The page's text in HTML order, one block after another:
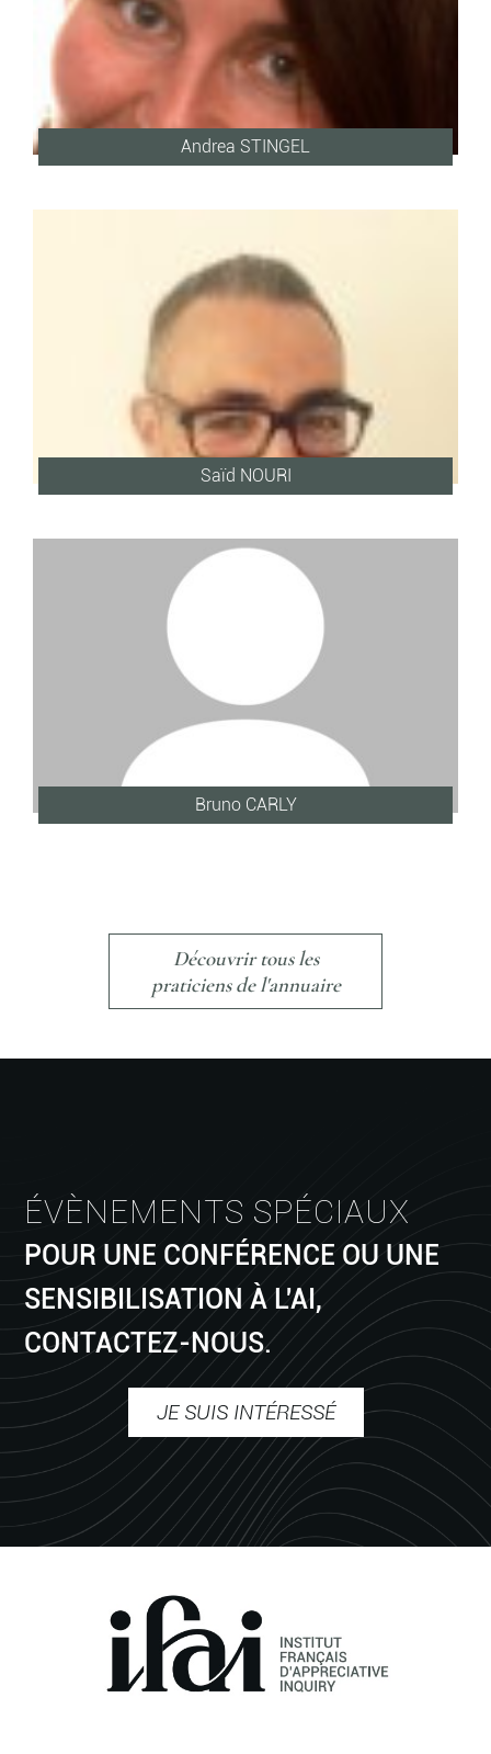
Andrea STINGEL
Saïd NOURI
Bruno CARLY
Découvrir tous les
praticiens de l'annuaire
ÉVÈNEMENTS SPÉCIAUX
POUR UNE CONFÉRENCE OU UNE
SENSIBILISATION À L'AI,
CONTACTEZ-NOUS.
JE SUIS INTÉRESSÉ